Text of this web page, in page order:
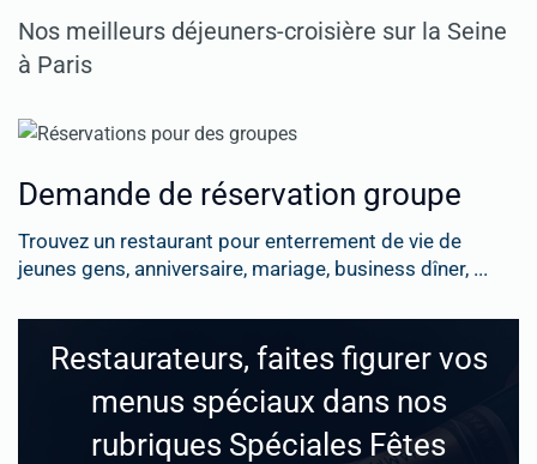
Nos meilleurs déjeuners-croisière sur la Seine
à Paris
Demande de réservation groupe
Trouvez un restaurant pour enterrement de vie de
jeunes gens, anniversaire, mariage, business dîner, ...
Restaurateurs, faites figurer vos
menus spéciaux dans nos
rubriques Spéciales Fêtes